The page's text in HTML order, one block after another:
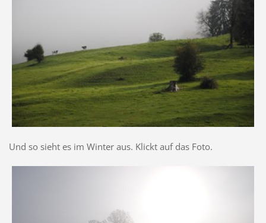
Und so sieht es im Winter aus. Klickt auf das Foto.